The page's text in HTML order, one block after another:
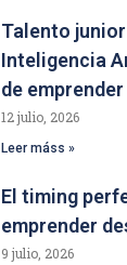
Talento
Inteligencia
de
12 julio, 2026
Leer máss »
El timing
emprender
9 julio, 2026